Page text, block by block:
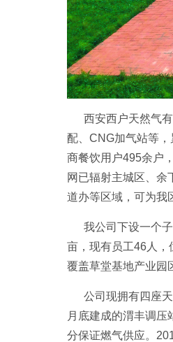
西安西户天然气有
配、CNG加气站等
商餐饮用户495余户
网已辐射主城区、余
道办等区域，可为我
我公司下设一个子
亩，现有员工46人，
覆盖草堂基地产业园
公司现拥有四座天
月底建成的渭丰调
分保证燃气供应。